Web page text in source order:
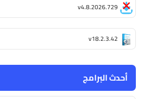
أحدث البرامج
v4.8.2026.729
v18.2.3.42